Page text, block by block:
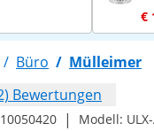
€
/ Büro / Mülleimer
Bewertungen
| Modell: